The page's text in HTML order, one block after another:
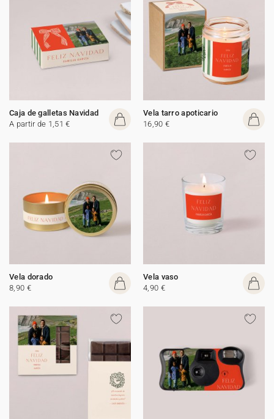
Caja de galletas Navidad
A partir de 1,51 €
Vela tarro apoticario
16,90 €
Vela dorado
8,90 €
Vela vaso
4,90 €